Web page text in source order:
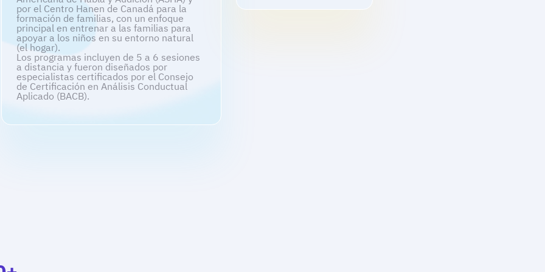
por el Centro Hanen de Canadá para la
formación de familias, con un enfoque
principal en entrenar a las familias para
apoyar a los niños en su entorno natural
(el hogar).
Los programas incluyen de 5 a 6 sesiones
a distancia y fueron diseñados por
especialistas certificados por el Consejo
de Certificación en Análisis Conductual
Aplicado (BACB).